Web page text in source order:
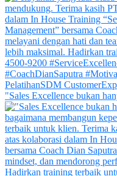
"Sales Excellence bukan